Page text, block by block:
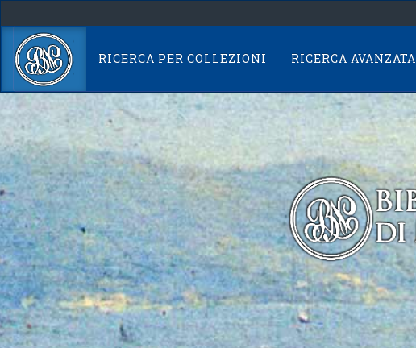
navigation
RICERCA PER COLLEZIONI RICERCA AVANZATA